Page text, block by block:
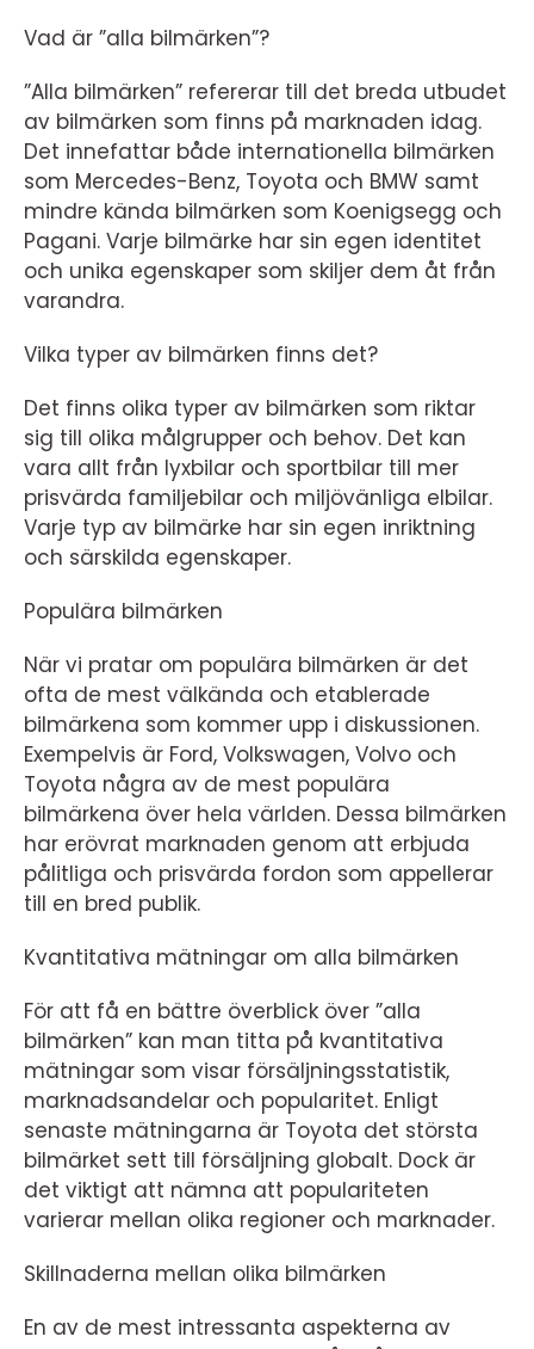
Vad är ”alla bilmärken”?
”Alla bilmärken” refererar till det breda utbudet
av bilmärken som finns på marknaden idag.
Det innefattar både internationella bilmärken
som Mercedes-Benz, Toyota och BMW samt
mindre kända bilmärken som Koenigsegg och
Pagani. Varje bilmärke har sin egen identitet
och unika egenskaper som skiljer dem åt från
varandra.
Vilka typer av bilmärken finns det?
Det finns olika typer av bilmärken som riktar
sig till olika målgrupper och behov. Det kan
vara allt från lyxbilar och sportbilar till mer
prisvärda familjebilar och miljövänliga elbilar.
Varje typ av bilmärke har sin egen inriktning
och särskilda egenskaper.
Populära bilmärken
När vi pratar om populära bilmärken är det
ofta de mest välkända och etablerade
bilmärkena som kommer upp i diskussionen.
Exempelvis är Ford, Volkswagen, Volvo och
Toyota några av de mest populära
bilmärkena över hela världen. Dessa bilmärken
har erövrat marknaden genom att erbjuda
pålitliga och prisvärda fordon som appellerar
till en bred publik.
Kvantitativa mätningar om alla bilmärken
För att få en bättre överblick över ”alla
bilmärken” kan man titta på kvantitativa
mätningar som visar försäljningsstatistik,
marknadsandelar och popularitet. Enligt
senaste mätningarna är Toyota det största
bilmärket sett till försäljning globalt. Dock är
det viktigt att nämna att populariteten
varierar mellan olika regioner och marknader.
Skillnaderna mellan olika bilmärken
En av de mest intressanta aspekterna av